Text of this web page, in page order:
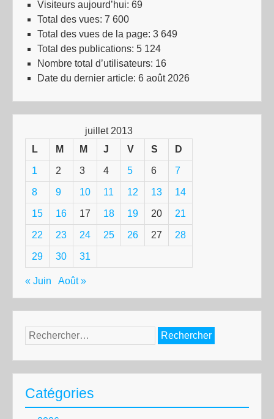
Visiteurs aujourd’hui: 69
Total des vues: 7 600
Total des vues de la page: 3 649
Total des publications: 5 124
Nombre total d’utilisateurs: 16
Date du dernier article: 6 août 2026
juillet 2013
L
M M J V S D
1 2 3 4 5 6 7
8 9 10 11 12 13 14
15 16 17 18 19 20 21
22 23 24 25 26 27 28
29 30 31
« Juin Août »
Rechercher :
Catégories